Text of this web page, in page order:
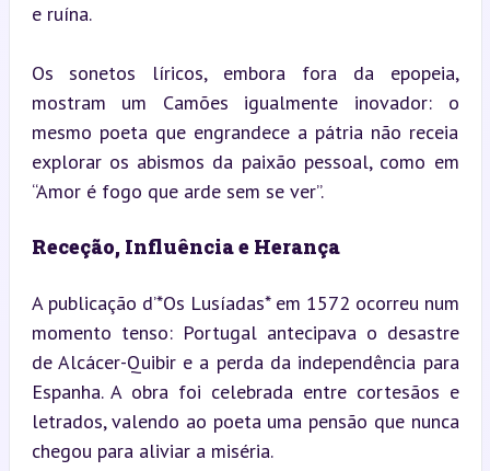
e ruína.
Os sonetos líricos, embora fora da epopeia,
mostram um Camões igualmente inovador: o
mesmo poeta que engrandece a pátria não receia
explorar os abismos da paixão pessoal, como em
“Amor é fogo que arde sem se ver”.
Receção, Influência e Herança
A publicação d’*Os Lusíadas* em 1572 ocorreu num
momento tenso: Portugal antecipava o desastre
de Alcácer-Quibir e a perda da independência para
Espanha. A obra foi celebrada entre cortesãos e
letrados, valendo ao poeta uma pensão que nunca
chegou para aliviar a miséria.